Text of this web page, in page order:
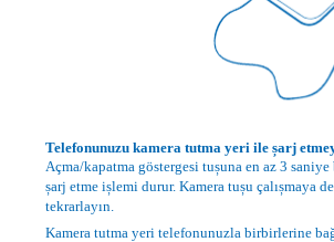
Telefonunuzu kamera tutma yeri ile șarj
Açma/kapatma göstergesi tușuna en az 3
șarj etme ișlemi durur. Kamera tușu çalıșmaya
tekrarlayın.
Kamera tutma yeri telefonunuzla birbirlerine